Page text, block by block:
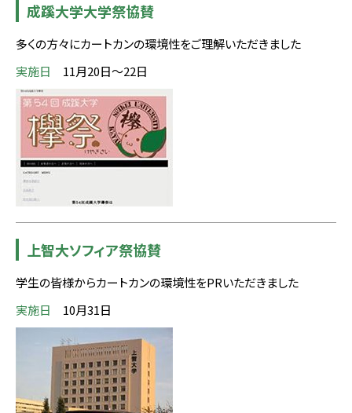
成蹊大学大学祭協賛
多くの方々にカートカンの環境性をご理解いただきました
実施日
11月20日～22日
上智大ソフィア祭協賛
学生の皆様からカートカンの環境性をPRいただきました
実施日
10月31日